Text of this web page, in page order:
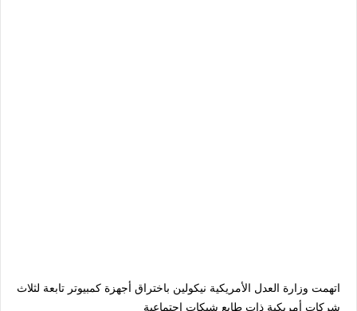
اتهمت وزارة العدل الأمريكية نيكولين باختراق أجهزة كمبيوتر تابعة لثلاث
شركات أمريكية ذات طابع شبكات اجتماعية